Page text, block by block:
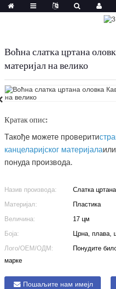
Воћна слатка цртана
материјал на велико
Кратак опис:
Такође можете проверити
канцеларијског материјала
понуда производа.
Назив производа:
Слатка
Материјал:
Пластика
Величина:
17 цм
Боја:
Црна, плава,
Лого/ОЕМ/ОДМ:
Понудите
марке
Пошаљите нам имејл